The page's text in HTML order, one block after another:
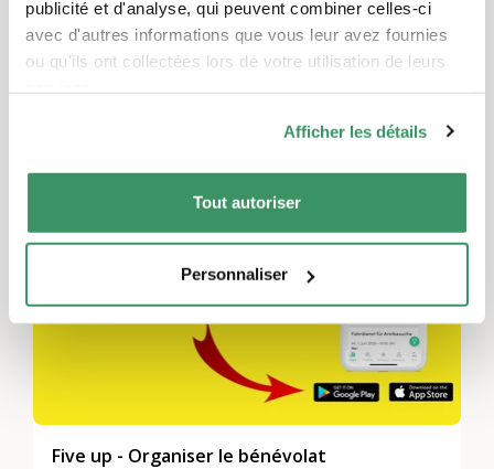
publicité et d'analyse, qui peuvent combiner celles-ci
avec d'autres informations que vous leur avez fournies
ou qu'ils ont collectées lors de votre utilisation de leurs
Afficher les détails
Tout autoriser
Personnaliser
Jan Thalmann
Ces projets pourraient également
TRADUIT AUTOMATIQUEMENT
Five up - Organiser le bénévolat